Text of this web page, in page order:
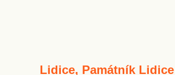
Lidice, Památník Lidice